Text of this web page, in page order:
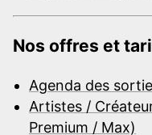
Nos offres et
Agenda des
Artistes /
Premium / Max)